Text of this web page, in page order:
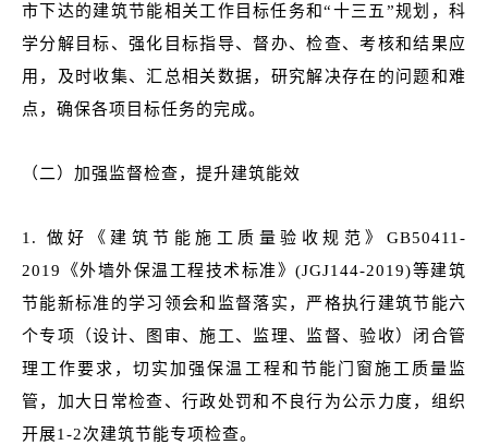
市下达的建筑节能相关工作目标任务和“十三五”规划，科
学分解目标、强化目标指导、督办、检查、考核和结果应
用，及时收集、汇总相关数据，研究解决存在的问题和难
点，确保各项目标任务的完成。
（二）加强监督检查，提升建筑能效
1. 做好《建筑节能施工质量验收规范》GB50411-
2019《外墙外保温工程技术标准》(JGJ144-2019)等建筑
节能新标准的学习领会和监督落实， 严格执行建筑节能六
个专项（设计、图审、施工、监理、监督、验收）闭合管
理工作要求，切实加强保温工程和节能门窗施工质量监
管 ，加大日常检查、行政处罚和不良行为公示力度，组织
开展1-2次建筑节能专项检查。